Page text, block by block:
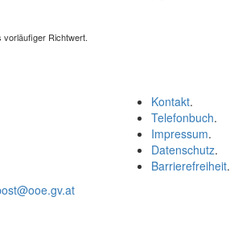
vorläufiger Richtwert.
Kontakt.
Telefonbuch.
Impressum.
Datenschutz.
Barrierefreiheit.